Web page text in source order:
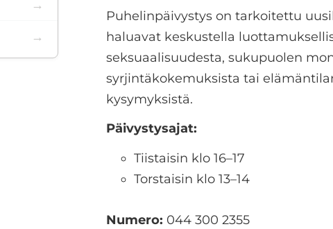
Puhelinpäivystys on tarkoitettu
haluavat keskustella
seksuaalisuudesta, sukupuolen
syrjintäkokemuksista tai
kysymyksistä.
Päivystysajat:
Tiistaisin klo 16–17
Torstaisin klo 13–14
Numero: 044 300 2355